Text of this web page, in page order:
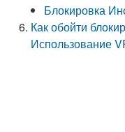
Блокировка
Как обойти
Использование